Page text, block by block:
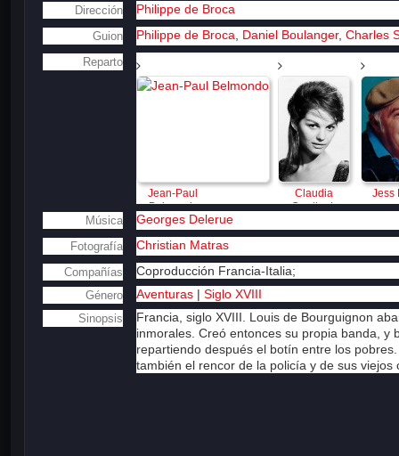
Dirección Philippe de Broca
Guion Philippe de Broca Daniel Boulanger, Charles
Reparto
Jean-Paul
Belmondo
Claudia
Cardinale
Jess
Música Georges Delerue
Fotografía Christian Matras
Compañías Coproducción Francia-Italia;
Género Aventuras | Siglo XVIII
Sinopsis
Francia, siglo XVIII. Louis de Bourguignon
inmorales. Creó entonces su propia banda, y
repartiendo después el botín entre los
también el rencor de la policía y de sus viejos